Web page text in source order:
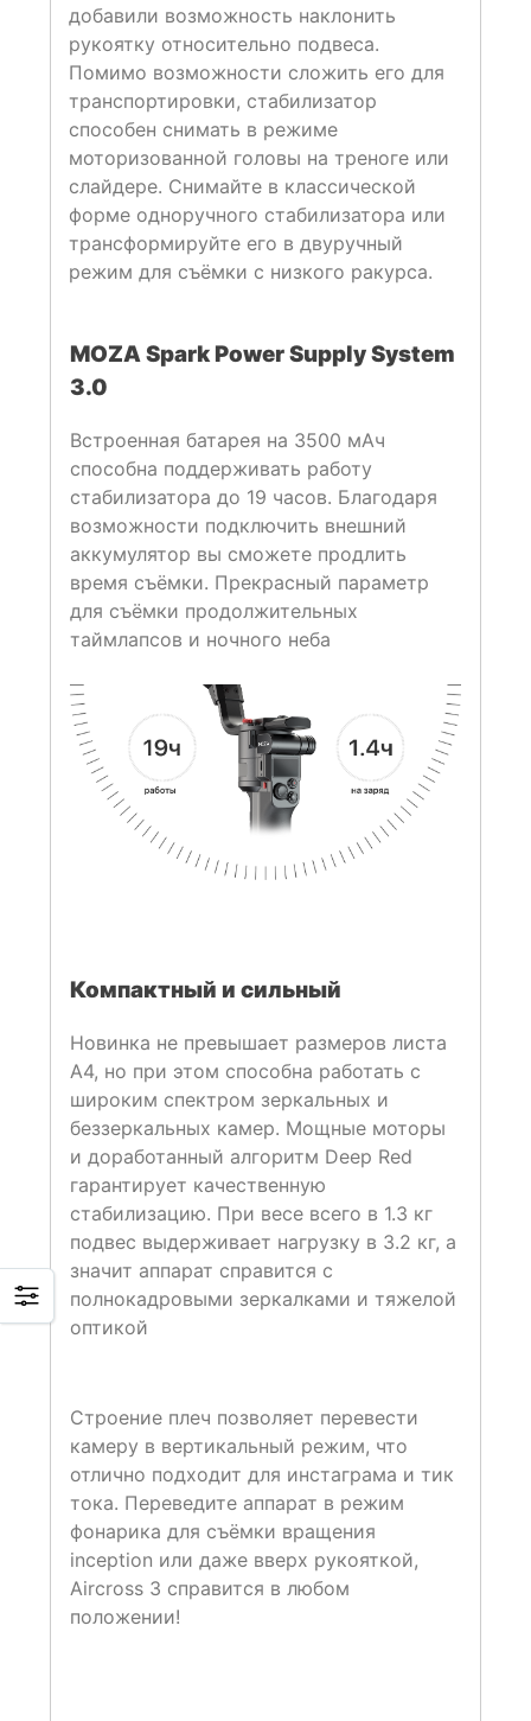
добавили возможность наклонить
рукоятку относительно подвеса.
Помимо возможности сложить его для
транспортировки, стабилизатор
способен снимать в режиме
моторизованной головы на треноге или
слайдере. Снимайте в классической
форме одноручного стабилизатора или
трансформируйте его в двуручный
режим для съёмки с низкого ракурса.
MOZA Spark Power Supply System
3.0
Встроенная батарея на 3500 мАч
способна поддерживать работу
стабилизатора до 19 часов. Благодаря
возможности подключить внешний
аккумулятор вы сможете продлить
время съёмки. Прекрасный параметр
для съёмки продолжительных
таймлапсов и ночного неба
Компактный и сильный
Новинка не превышает размеров листа
А4, но при этом способна работать с
широким спектром зеркальных и
беззеркальных камер. Мощные моторы
и доработанный алгоритм Deep Red
гарантирует качественную
стабилизацию. При весе всего в 1.3 кг
подвес выдерживает нагрузку в 3.2 кг, а
значит аппарат справится с
полнокадровыми зеркалками и тяжелой
оптикой
Строение плеч позволяет перевести
камеру в вертикальный режим, что
отлично подходит для инстаграма и тик
тока. Переведите аппарат в режим
фонарика для съёмки вращения
inception или даже вверх рукояткой,
Aircross 3 справится в любом
положении!